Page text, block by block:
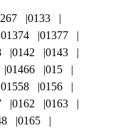
0133
01374
01377
0142
0143
01466
015
01558
0156
0162
0163
0165